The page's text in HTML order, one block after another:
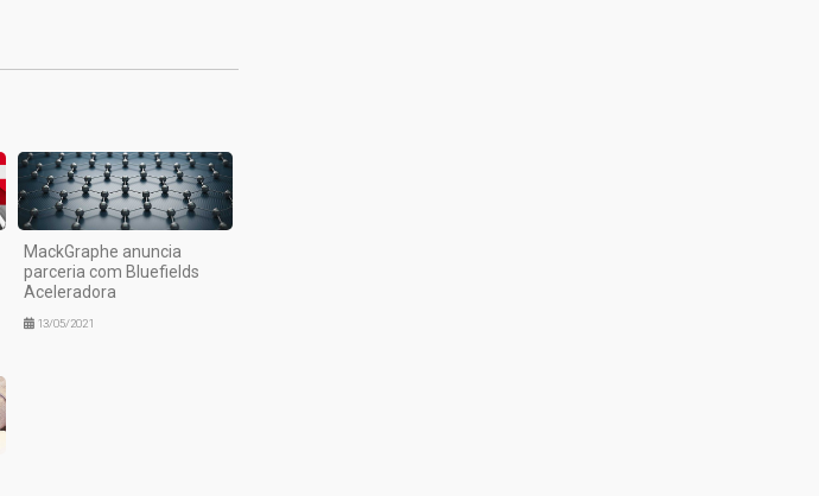
MackGraphe anuncia
parceria com Bluefields
Aceleradora
13/05/2021